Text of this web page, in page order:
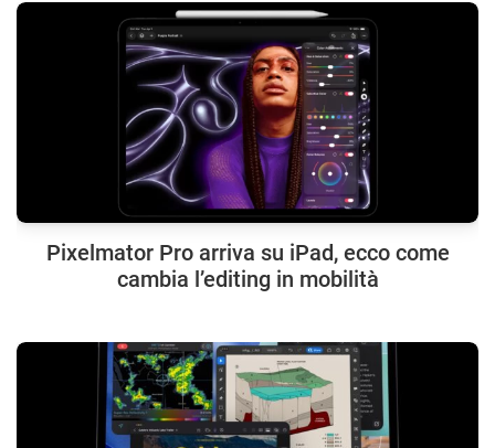
Pixelmator Pro arriva su iPad, ecco come
cambia l’editing in mobilità